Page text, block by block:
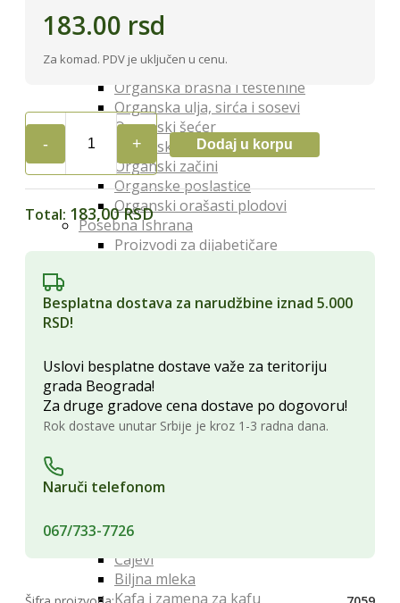
Musli
Organski Proizvodi
Organska brašna i testenine
Organska ulja, sirća i sosevi
Organski šećer
Organski napici
Organski začini
Organske poslastice
Organski orašasti plodovi
Posebna Ishrana
Proizvodi za dijabetičare
Proteini
Etarska ulja
Glina
Kapi, sirupi i eliksiri
Lekovita ulja i sirća
Superhrana
Vina
Čajevi
Biljna mleka
Kafa i zamena za kafu
183.00 rsd
Za komad. PDV je uključen u cenu.
LIMUNTUS
RINFUZ
25/1
quantity
Dodaj u korpu
Total: 183,00 RSD
Besplatna dostava za narudžbine iznad 5.000
RSD!
Uslovi besplatne dostave važe za teritoriju
grada Beograda!
Za druge gradove cena dostave po dogovoru!
Rok dostave unutar Srbije je kroz 1-3 radna dana.
Naruči telefonom
067/733-7726